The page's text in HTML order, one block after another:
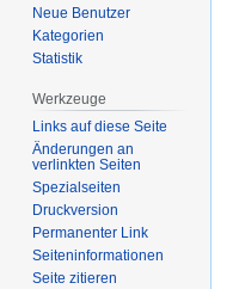
Neue Benutzer
Kategorien
Statistik
Werkzeuge
Links auf diese Seite
Änderungen an
verlinkten Seiten
Spezialseiten
Druckversion
Permanenter Link
Seiten­­informationen
Seite zitieren